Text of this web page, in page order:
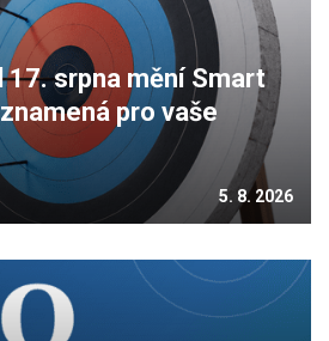
17. srpna mění Smart
pro vaše
5. 8. 2026